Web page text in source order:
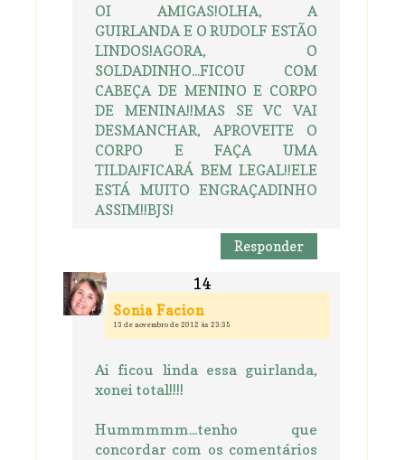
OI AMIGAS!OLHA, A
GUIRLANDA E O RUDOLF ESTÃO
LINDOS!AGORA, O
SOLDADINHO...FICOU COM
CABEÇA DE MENINO E CORPO
DE MENINA!!MAS SE VC VAI
DESMANCHAR, APROVEITE O
CORPO E FAÇA UMA
TILDA!FICARÁ BEM LEGAL!!ELE
ESTÁ MUITO ENGRAÇADINHO
ASSIM!!BJS!
Responder
Sonia Facion
13 de novembro de 2012 às 23:35
Ai ficou linda essa guirlanda,
xonei total!!!!
Hummmmm...tenho que
concordar com os comentários